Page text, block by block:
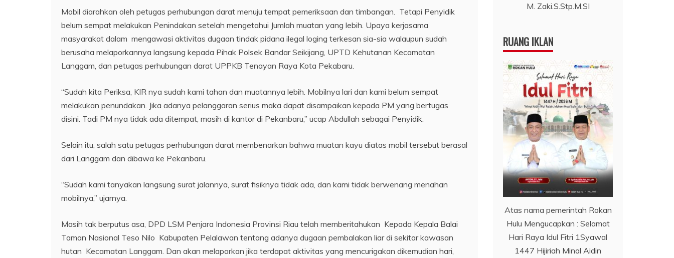
Mobil diarahkan oleh petugas perhubungan darat menuju tempat pemeriksaan dan timbangan. Tetapi Penyidik
belum sempat melakukan Penindakan setelah mengetahui Jumlah muatan yang lebih. Upaya kerjasama
masyarakat dalam mengawasi aktivitas dugaan tindak pidana ilegal loging terkesan sia-sia walaupun sudah
berusaha melaporkannya langsung kepada Pihak Polsek Bandar Seikijang, UPTD Kehutanan Kecamatan
Langgam, dan petugas perhubungan darat UPPKB Tenayan Raya Kota Pekabaru.
“Sudah kita Periksa, KIR nya sudah kami tahan dan muatannya lebih. Mobilnya lari dan kami belum sempat
melakukan penundakan. Jika adanya pelanggaran serius maka dapat disampaikan kepada PM yang bertugas
disini. Tadi PM nya tidak ada ditempat, masih di kantor di Pekanbaru,” ucap Abdullah sebagai Penyidik.
Selain itu, salah satu petugas perhubungan darat membenarkan bahwa muatan kayu diatas mobil tersebut berasal
dari Langgam dan dibawa ke Pekanbaru.
“Sudah kami tanyakan langsung surat jalannya, surat fisiknya tidak ada, dan kami tidak berwenang menahan
mobilnya,” ujarnya.
Masih tak berputus asa, DPD LSM Penjara Indonesia Provinsi Riau telah memberitahukan Kepada Kepala Balai
Taman Nasional Teso Nilo Kabupaten Pelalawan tentang adanya dugaan pembalakan liar di sekitar kawasan
hutan Kecamatan Langgam. Dan akan melaporkan jika terdapat aktivitas yang mencurigakan dikemudian hari,
M. Zaki.S.Stp.M.SI
RUANG IKLAN
Atas nama pemerintah Rokan
Hulu Mengucapkan : Selamat
Hari Raya Idul Fitri 1Syawal
1447 Hijiriah Minal Aidin